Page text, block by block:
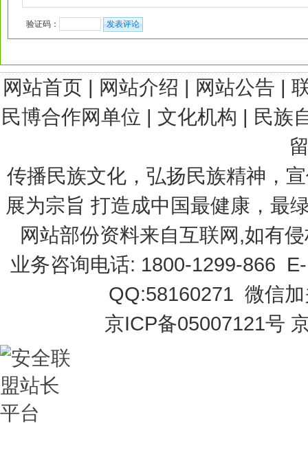
验证码：
网站首页 | 网站介绍 | 网站公告 |
民博合作网单位 | 文化机构 | 民族
传播民族文化，弘扬民族精神，
展为宗旨 打造成中国最健康，最
网站部份资料来自互联网,如有
业务咨询电话: 1800-1299-866
QQ:58160271 微信
京ICP备05007121号